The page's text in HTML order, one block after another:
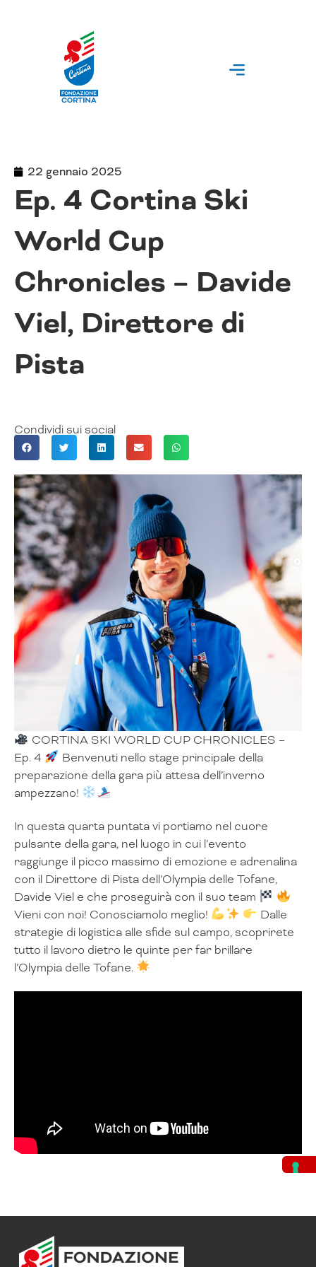
22 gennaio 2025
Ep. 4 Cortina Ski
World Cup
Chronicles – Davide
Viel, Direttore di
Pista
Condividi sui social
CORTINA SKI WORLD CUP CHRONICLES –
Ep. 4
Benvenuti nello stage principale della
preparazione della gara più attesa dell’inverno
ampezzano!
In questa quarta puntata vi portiamo nel cuore
pulsante della gara, nel luogo in cui l’evento
raggiunge il picco massimo di emozione e adrenalina
con il Direttore di Pista dell’Olympia delle Tofane,
Davide Viel e che proseguirà con il suo team
Vieni con noi! Conosciamolo meglio!
Dalle
strategie di logistica alle sfide sul campo, scoprirete
tutto il lavoro dietro le quinte per far brillare
l’Olympia delle Tofane.